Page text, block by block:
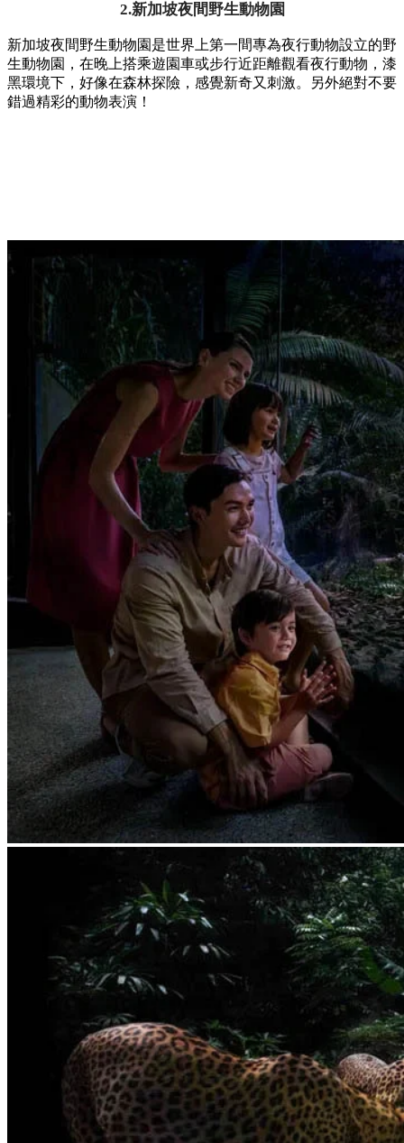
2.新加坡夜間野生動物園
新加坡夜間野生動物園是世界上第一間專為夜行動物設立的野
生動物園，在晚上搭乘遊園車或步行近距離觀看夜行動物，漆
黑環境下，好像在森林探險，感覺新奇又刺激。另外絕對不要
錯過精彩的動物表演！